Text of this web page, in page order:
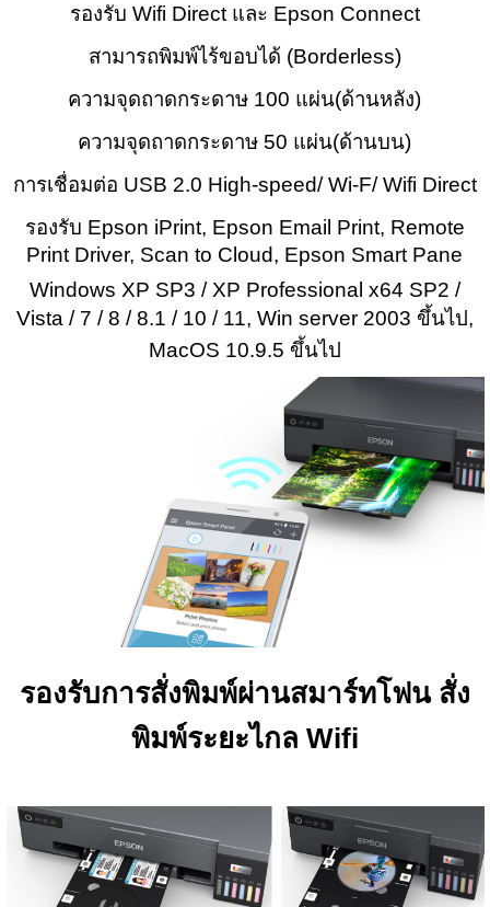
รองรับ Wifi Direct และ Epson Connect
สามารถพิมพ์ไร้ขอบได้ (Borderless)
ความจุดถาดกระดาษ 100 แผ่น(ด้านหลัง)
ความจุดถาดกระดาษ 50 แผ่น(ด้านบน)
การเชื่อมต่อ USB 2.0 High-speed/ Wi-F/ Wifi Direct
รองรับ Epson iPrint, Epson Email Print, Remote
Print Driver, Scan to Cloud, Epson Smart Pane
Windows XP SP3 / XP Professional x64 SP2 /
Vista / 7 / 8 / 8.1 / 10 / 11, Win server 2003 ขึ้นไป,
MacOS 10.9.5 ขึ้นไป
รองรับการสั่งพิมพ์ผ่านสมาร์ทโฟน สั่ง
พิมพ์ระยะไกล Wifi